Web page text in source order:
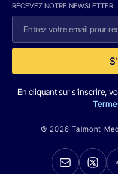
RECEVEZ NOTRE NEWSLETTER
En cliquant sur s'inscrire,
© 2026 Talmont